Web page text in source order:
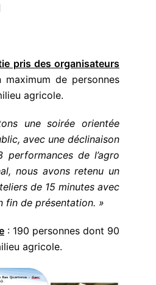
pris des organisateurs
de personnes
agricole.
une soirée orientée
avec une déclinaison
performances de l’agro
nous avons retenu un
de 15 minutes avec
fin de présentation. »
: 190 personnes dont 90
agricole.